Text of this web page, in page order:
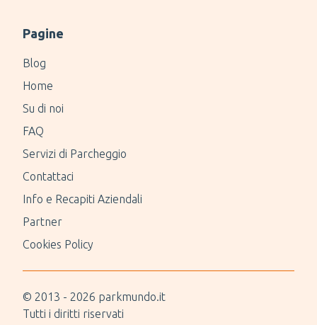
Pagine
Blog
Home
Su di noi
FAQ
Servizi di Parcheggio
Contattaci
Info e Recapiti Aziendali
Partner
Cookies Policy
© 2013 - 2026 parkmundo.it
Tutti i diritti riservati